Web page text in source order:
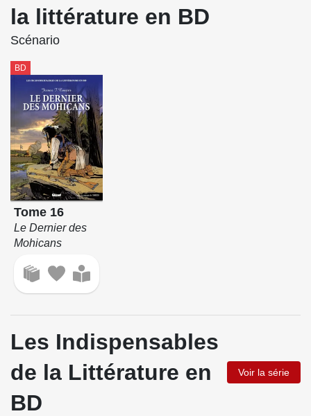
la littérature en BD
Scénario
BD
Tome 16
Le Dernier des
Mohicans
Les Indispensables
de la Littérature en
BD
Voir la série